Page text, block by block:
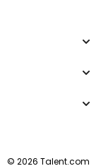
© 2026 Talent.com